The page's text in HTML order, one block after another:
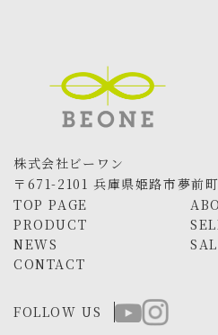
株式会社ビーワン
〒671-2101 兵庫県姫路市夢前
TOP PAGE
PRODUCT
NEWS
CONTACT
FOLLOW US